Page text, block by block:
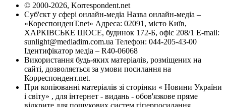
© 2000-2026, Korrespondent.net
Суб'єкт у сфері онлайн-медіа Назва онлайн-медіа –
«КореспонденТ.net» Адреса: 02091, місто Київ,
ХАРКІВСЬКЕ ШОСЕ, будинок 172-Б, офіс 208/1 E-mail:
sunlight@mediadim.com.ua Телефон: 044-205-43-00
Ідентифікатор медіа – R40-06068
Використання будь-яких матеріалів, розміщених на
сайті, дозволяється за умови посилання на
Корреспондент.net.
При копіюванні матеріалів зі сторінки « Новини України
і світу» , для інтернет - видань - обов'язкове пряме
відкрите для пошукових систем гіперпосилання .